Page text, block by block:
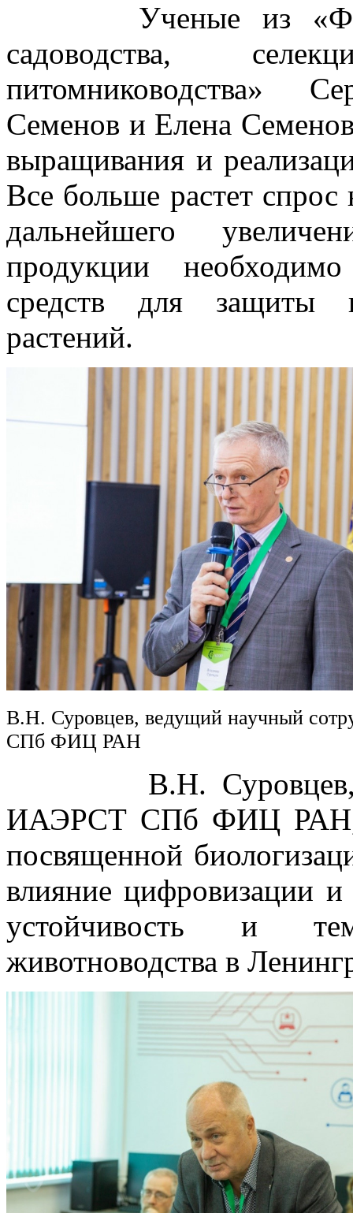
Ученые из
садоводства,
питомниководства»
Семенов и Елена
выращивания и
Все больше растет
дальнейшего
продукции
средств для защиты
растений.
В.Н. Суровцев, ведущий научный
СПб ФИЦ РАН
В.Н. Суровцев,
ИАЭРСТ СПб ФИЦ РАН,
посвященной
влияние цифровизации и
устойчивость и
животноводства в